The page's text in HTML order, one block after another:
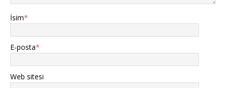
İsim*
E-posta*
Web sitesi